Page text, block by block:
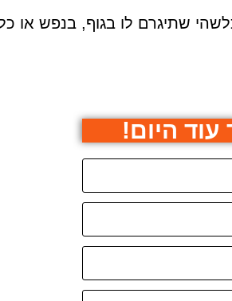
שתיגרם לו בגוף, בנפש
היום!